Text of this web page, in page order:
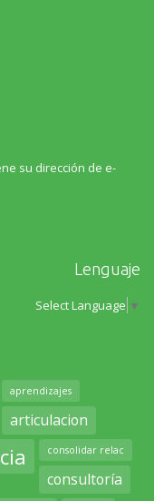
su dirección de e-
Lenguaje
Select Language ▼
aprendizajes
articulacion
consolidar relac
consultoría